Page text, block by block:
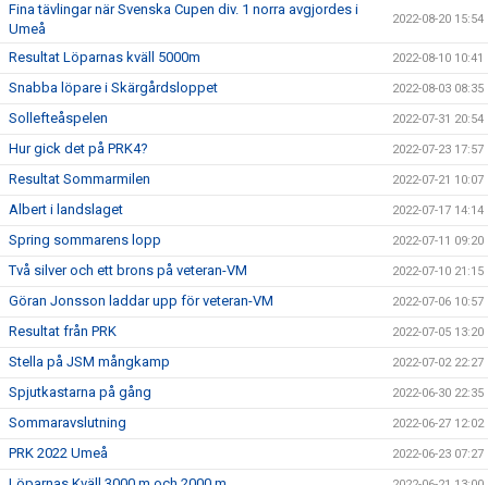
Fina tävlingar när Svenska Cupen div. 1 norra avgjordes i
Umeå
2022-08-20 15:54
Resultat Löparnas kväll 5000m 2022-08-10 10:41
Snabba löpare i Skärgårdsloppet 2022-08-03 08:35
Sollefteåspelen 2022-07-31 20:54
Hur gick det på PRK4? 2022-07-23 17:57
Resultat Sommarmilen 2022-07-21 10:07
Albert i landslaget 2022-07-17 14:14
Spring sommarens lopp 2022-07-11 09:20
Två silver och ett brons på veteran-VM 2022-07-10 21:15
Göran Jonsson laddar upp för veteran-VM 2022-07-06 10:57
Resultat från PRK 2022-07-05 13:20
Stella på JSM mångkamp 2022-07-02 22:27
Spjutkastarna på gång 2022-06-30 22:35
Sommaravslutning 2022-06-27 12:02
PRK 2022 Umeå 2022-06-23 07:27